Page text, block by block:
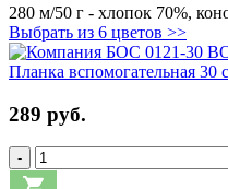
280 м/50 г - хлопок 70%,
Выбрать из 6 цветов >>
Планка вспомогательная 30
289 руб.
-